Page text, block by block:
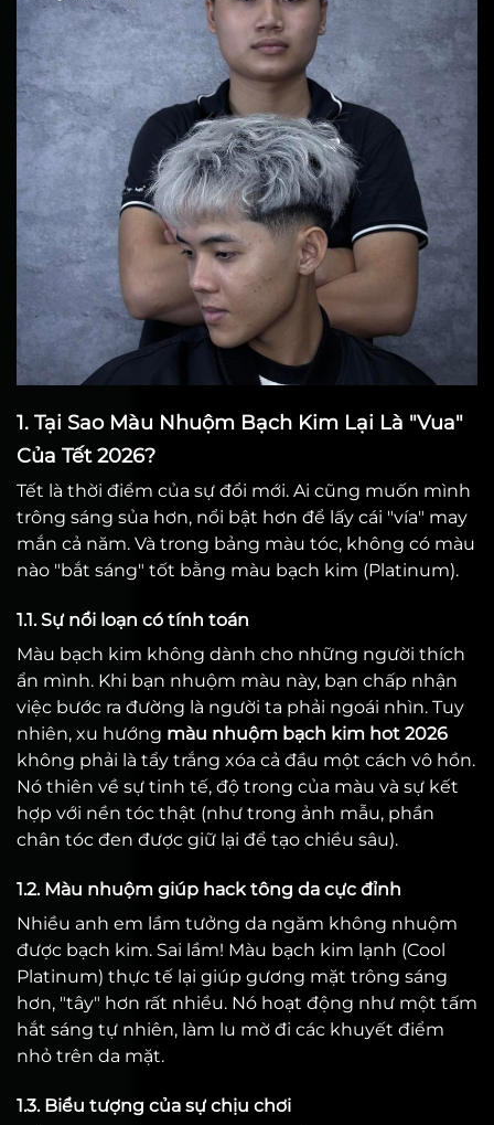
1. Tại Sao Màu Nhuộm Bạch Kim Lại Là "Vua"
Của Tết 2026?
Tết là thời điểm của sự đổi mới. Ai cũng muốn mình
trông sáng sủa hơn, nổi bật hơn để lấy cái "vía" may
mắn cả năm. Và trong bảng màu tóc, không có màu
nào "bắt sáng" tốt bằng màu bạch kim (Platinum).
1.1. Sự nổi loạn có tính toán
Màu bạch kim không dành cho những người thích
ẩn mình. Khi bạn nhuộm màu này, bạn chấp nhận
việc bước ra đường là người ta phải ngoái nhìn. Tuy
nhiên, xu hướng màu nhuộm bạch kim hot 2026
không phải là tẩy trắng xóa cả đầu một cách vô hồn.
Nó thiên về sự tinh tế, độ trong của màu và sự kết
hợp với nền tóc thật (như trong ảnh mẫu, phần
chân tóc đen được giữ lại để tạo chiều sâu).
1.2. Màu nhuộm giúp hack tông da cực đỉnh
Nhiều anh em lầm tưởng da ngăm không nhuộm
được bạch kim. Sai lầm! Màu bạch kim lạnh (Cool
Platinum) thực tế lại giúp gương mặt trông sáng
hơn, "tây" hơn rất nhiều. Nó hoạt động như một tấm
hắt sáng tự nhiên, làm lu mờ đi các khuyết điểm
nhỏ trên da mặt.
1.3. Biểu tượng của sự chịu chơi